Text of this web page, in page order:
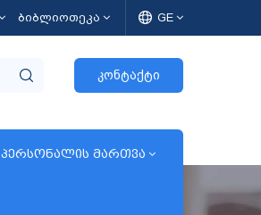
ბიბლიოთეკა GE
კონტაქტი
პერსონალის მართვა